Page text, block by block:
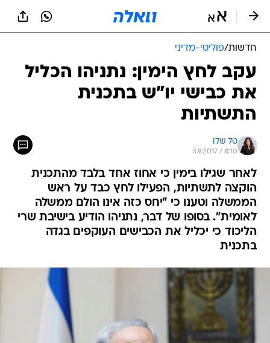
חדשות/פוליטי-מדיני
עקב לחץ הימין: נתניהו הכליל
את כבישי יו"ש בתכנית
התשתיות
טל שלו
3.9.2017 / 8:10
לאחר שגילו בימין כי אחוז אחד בלבד מהתכנית
הוקצה לתשתיות, הפעילו לחץ כבד על ראש
הממשלה וטענו כי "יחס כזה אינו הולם ממשלה
לאומית". בסופו של דבר, נתניהו הודיע בישיבת שרי
הליכוד כי יכליל את הכבישים העוקפים בגדה
בתכנית